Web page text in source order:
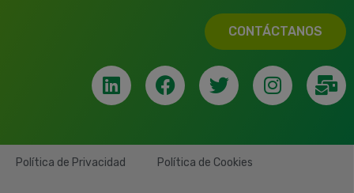
CONTÁCTANOS
Política de Privacidad Política de Cookies